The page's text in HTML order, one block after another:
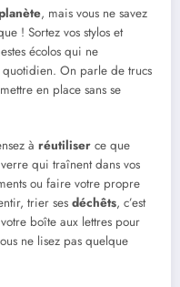
, mais vous ne savez
! Sortez vos stylos et
écolos qui ne
On parle de trucs
en place sans se
à réutiliser ce que
qui traînent dans vos
ou faire votre propre
trier ses déchêts, c’est
boîte aux lettres pour
ne lisez pas quelque